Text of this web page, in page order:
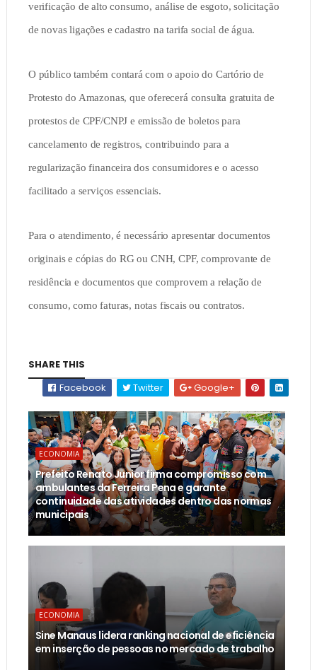
verificação de alto consumo, análise de esgoto, solicitação
de novas ligações e cadastro na tarifa social de água.
O público também contará com o apoio do Cartório de
Protesto do Amazonas, que oferecerá consulta gratuita de
protestos de CPF/CNPJ e emissão de boletos para
cancelamento de registros, contribuindo para a
regularização financeira dos consumidores e o acesso
facilitado a serviços essenciais.
Para o atendimento, é necessário apresentar documentos
originais e cópias do RG ou CNH, CPF, comprovante de
residência e documentos que comprovem a relação de
consumo, como faturas, notas fiscais ou contratos.
SHARE THIS
Facebook
Twitter Google+
ECONOMIA
Prefeito Renato Junior firma compromisso com
ambulantes da Ferreira Pena e garante
continuidade das atividades dentro das normas
municipais
ECONOMIA
Sine Manaus lidera ranking nacional de eficiência
em inserção de pessoas no mercado de trabalho